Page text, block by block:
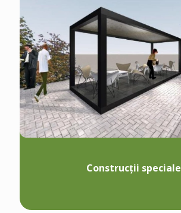
Construcții speciale